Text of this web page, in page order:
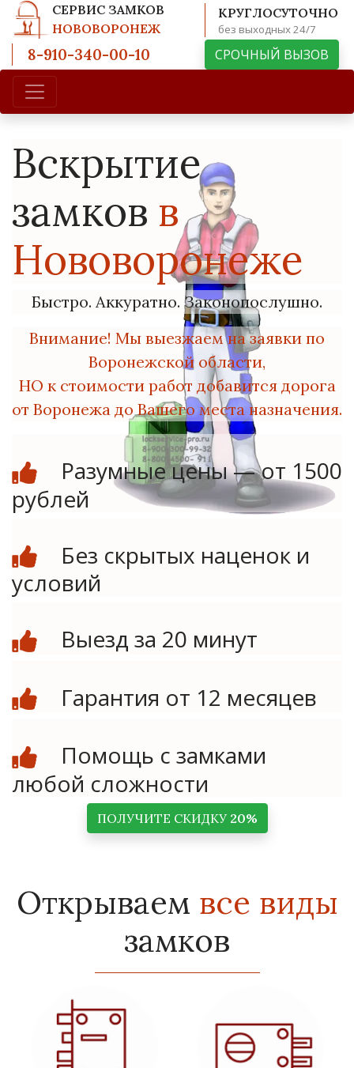
СЕРВИС ЗАМКОВ
НОВОВОРОНЕЖ
КРУГЛОСУТОЧНО
без выходных 24/7
8-910-340-00-10 СРОЧНЫЙ ВЫЗОВ
Вскрытие
замков в
Нововоронеже
Быстро. Аккуратно. Законопослушно.
Внимание! Мы выезжаем на заявки по
Воронежской области,
НО к стоимости работ добавится дорога
от Воронежа до Вашего места назначения.
Разумные цены — от 1500
рублей
Без скрытых наценок и
условий
Выезд за 20 минут
Гарантия от 12 месяцев
Помощь с замками
любой сложности
ПОЛУЧИТЕ СКИДКУ 20%
Открываем все виды
замков